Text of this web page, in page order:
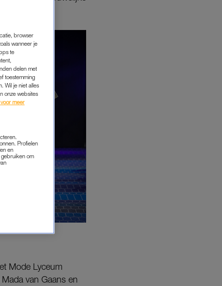
Mode Lyceum
van Gaans en
browser
wanneer je
te
delen met
toestemming
Wil je niet alles
onze websites
meer
Profielen
en
om